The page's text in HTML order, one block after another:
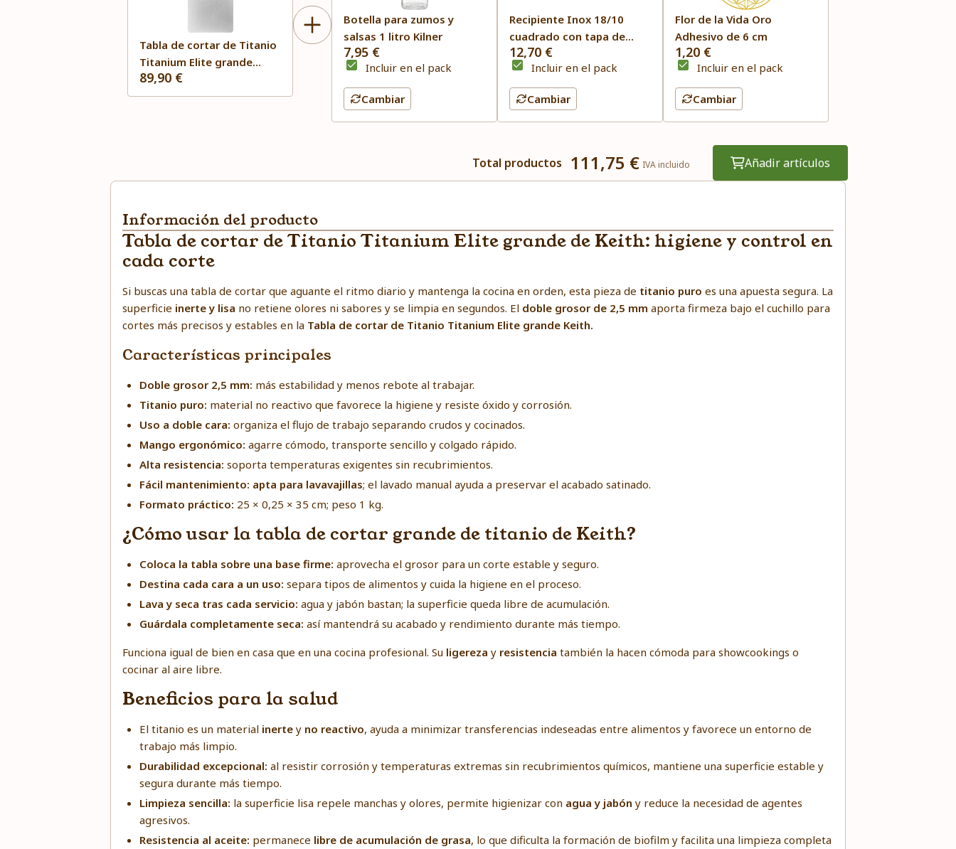
Tabla de cortar de Titanio
Titanium Elite grande
Keith
89,90 €
Botella para zumos y
salsas 1 litro Kilner
7,95 €
Incluir en el pack
Cambiar
Recipiente Inox 18/10
cuadrado con tapa de
vidrio 1500 ml ETERN Lacor
12,70 €
Incluir en el pack
Cambiar
Flor de la Vida Oro
Adhesivo de 6 cm
1,20 €
Incluir en el pack
Cambiar
Total productos 111,75 € IVA incluido Añadir artículos
Información del producto
Tabla de cortar de Titanio Titanium Elite grande de Keith: higiene y control en
cada corte
Si buscas una tabla de cortar que aguante el ritmo diario y mantenga la cocina en orden, esta pieza de titanio puro es una apuesta segura. La
superficie inerte y lisa no retiene olores ni sabores y se limpia en segundos. El doble grosor de 2,5 mm aporta firmeza bajo el cuchillo para
cortes más precisos y estables en la Tabla de cortar de Titanio Titanium Elite grande Keith.
Características principales
Doble grosor 2,5 mm: más estabilidad y menos rebote al trabajar.
Titanio puro: material no reactivo que favorece la higiene y resiste óxido y corrosión.
Uso a doble cara: organiza el flujo de trabajo separando crudos y cocinados.
Mango ergonómico: agarre cómodo, transporte sencillo y colgado rápido.
Alta resistencia: soporta temperaturas exigentes sin recubrimientos.
Fácil mantenimiento: apta para lavavajillas; el lavado manual ayuda a preservar el acabado satinado.
Formato práctico: 25 × 0,25 × 35 cm; peso 1 kg.
¿Cómo usar la tabla de cortar grande de titanio de Keith?
Coloca la tabla sobre una base firme: aprovecha el grosor para un corte estable y seguro.
Destina cada cara a un uso: separa tipos de alimentos y cuida la higiene en el proceso.
Lava y seca tras cada servicio: agua y jabón bastan; la superficie queda libre de acumulación.
Guárdala completamente seca: así mantendrá su acabado y rendimiento durante más tiempo.
Funciona igual de bien en casa que en una cocina profesional. Su ligereza y resistencia también la hacen cómoda para showcookings o
cocinar al aire libre.
Beneficios para la salud
El titanio es un material inerte y no reactivo, ayuda a minimizar transferencias indeseadas entre alimentos y favorece un entorno de
trabajo más limpio.
Durabilidad excepcional: al resistir corrosión y temperaturas extremas sin recubrimientos químicos, mantiene una superficie estable y
segura durante más tiempo.
Limpieza sencilla: la superficie lisa repele manchas y olores, permite higienizar con agua y jabón y reduce la necesidad de agentes
agresivos.
Resistencia al aceite: permanece libre de acumulación de grasa, lo que dificulta la formación de biofilm y facilita una limpieza completa